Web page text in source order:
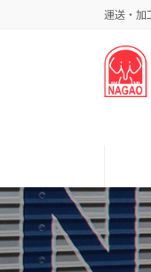
プ
動
運送・加